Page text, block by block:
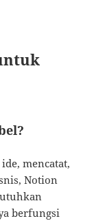
mencatat,
Notion
berfungsi